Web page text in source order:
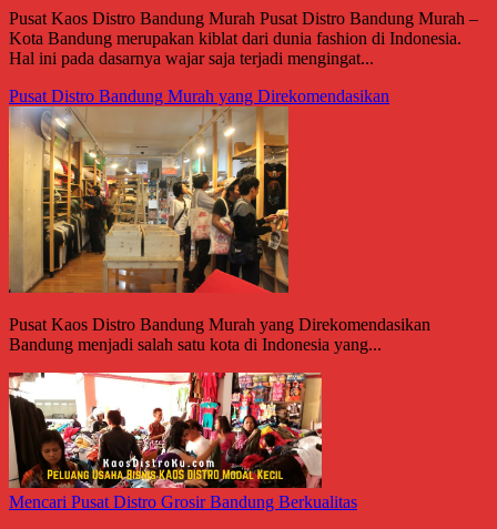
Pusat Kaos Distro Bandung Murah Pusat Distro Bandung Murah –
Kota Bandung merupakan kiblat dari dunia fashion di Indonesia.
Hal ini pada dasarnya wajar saja terjadi mengingat...
Pusat Distro Bandung Murah yang Direkomendasikan
Pusat Kaos Distro Bandung Murah yang Direkomendasikan
Bandung menjadi salah satu kota di Indonesia yang...
Mencari Pusat Distro Grosir Bandung Berkualitas